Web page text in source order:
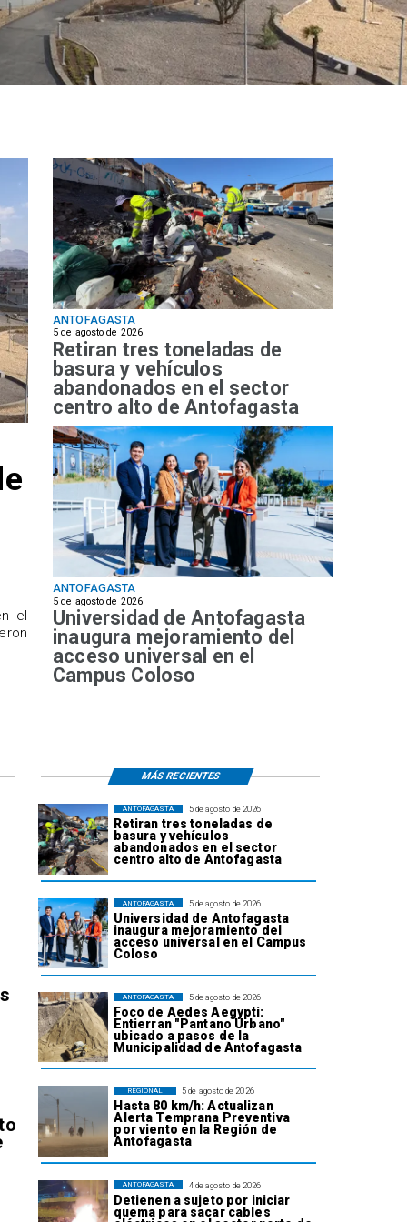
el
ANTOFAGASTA
5 de agosto de 2026
Retiran tres toneladas de
basura y vehículos
abandonados en el sector
centro alto de Antofagasta
ANTOFAGASTA
5 de agosto de 2026
Universidad de Antofagasta
inaugura mejoramiento del
acceso universal en el
Campus Coloso
5 de agosto de 2026
Retiran tres toneladas de
basura y vehículos
abandonados en el sector
centro alto de Antofagasta
ANTOFAGASTA
5 de agosto de 2026
Universidad de Antofagasta
inaugura mejoramiento del
acceso universal en el Campus
Coloso
ANTOFAGASTA
5 de agosto de 2026
Foco de Aedes Aegypti:
Entierran "Pantano Urbano"
ubicado a pasos de la
Municipalidad de Antofagasta
ANTOFAGASTA
5 de agosto de 2026
Hasta 80 km/h: Actualizan
Alerta Temprana Preventiva
por viento en la Región de
Antofagasta
REGIONAL
4 de agosto de 2026
Detienen a sujeto por iniciar
quema para sacar cables
ANTOFAGASTA
MÁS RECIENTES